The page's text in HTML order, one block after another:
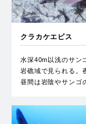
クラカケエビス
水深40m以浅のサン
岩礁域で見られる。
昼間は岩陰やサンゴ